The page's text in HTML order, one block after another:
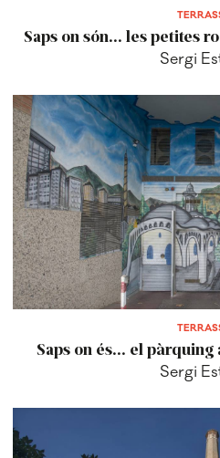
Saps on són... les petites
Sergi
Saps on és... el
Sergi